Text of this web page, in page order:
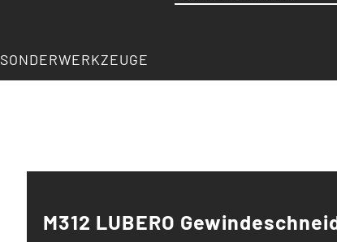
SONDERWERKZEUGE
M312 LUBERO